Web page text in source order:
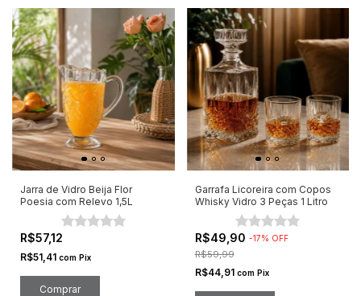
Jarra de Vidro Beija Flor
Poesia com Relevo 1,5L
R$57,12
R$51,41 com Pix
Garrafa Licoreira com Copos
Whisky Vidro 3 Peças 1 Litro
R$49,90 -17% OFF
R$59,99
R$44,91 com Pix